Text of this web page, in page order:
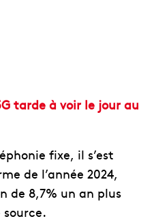
tarde à voir le jour au
fixe, il s’est
de l’année 2024,
de 8,7% un an plus